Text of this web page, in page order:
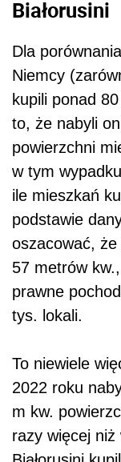
Białorusini
Dla
Niemcy
kupili ponad
to, że nabyli
powierzchni
w tym
ile mieszkań
podstawie
oszacować,
57 metrów
prawne
tys. lokali.
To niewiele
2022 roku
m kw.
razy więcej